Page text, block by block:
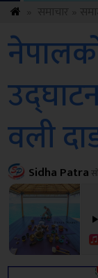
उद्घाटन
वली
Sidha Patra